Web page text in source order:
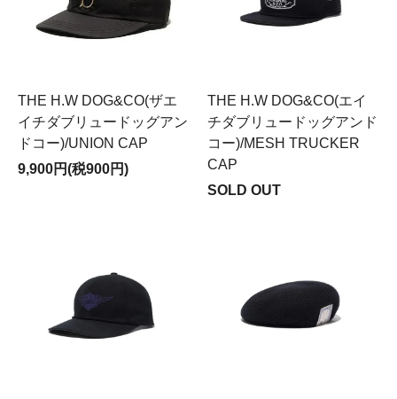
THE H.W DOG&CO(ザエ
イチダブリュードッグアン
ドコー)/UNION CAP
9,900円(税900円)
THE H.W DOG&CO(エイ
チダブリュードッグアンド
コー)/MESH TRUCKER
CAP
SOLD OUT